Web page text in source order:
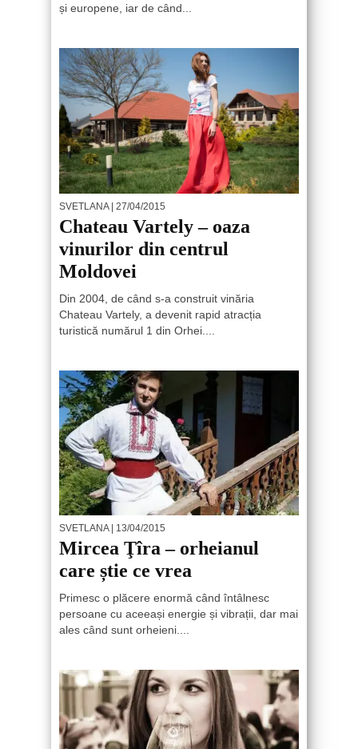
și europene, iar de când...
SVETLANA| 27/04/2015
Chateau Vartely – oaza
vinurilor din centrul
Moldovei
Din 2004, de când s-a construit vinăria
Chateau Vartely, a devenit rapid atracția
turistică numărul 1 din Orhei....
SVETLANA| 13/04/2015
Mircea Ţîra – orheianul
care știe ce vrea
Primesc o plăcere enormă când întâlnesc
persoane cu aceeași energie și vibrații, dar mai
ales când sunt orheieni....